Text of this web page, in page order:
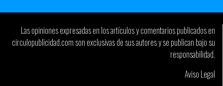
PROPUESTA “SINGLE MINDED”
Opa, mirá Gurvich!
_________________________________________________
Categoría profesionales: Una idea que cumpla con los objetivos,
Las opiniones expresadas en los artículos y comentarios publicados en
circulopublicidad.com son exclusivas de sus autores y se publican bajo su
responsabilidad.
Aviso Legal